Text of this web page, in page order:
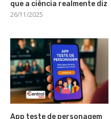
que a ciência realmente diz
26/11/2025
App teste de personagem